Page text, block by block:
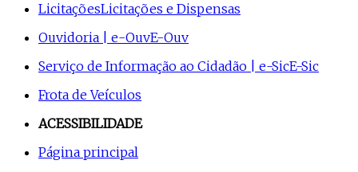
LicitaçõesLicitações e Dispensas
Ouvidoria | e-OuvE-Ouv
Serviço de Informação ao Cidadão | e-SicE-Sic
Frota de Veículos
ACESSIBILIDADE
Página principal